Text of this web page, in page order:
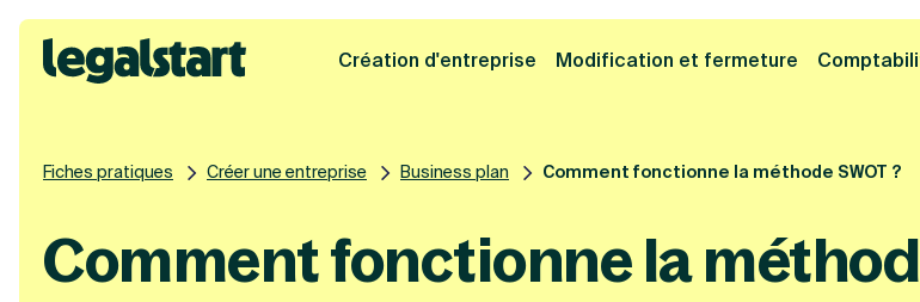
Cliquez ici pour reprendre votre
Legalstart
Création d'entreprise Modification et fermeture
Fiches pratiques Créer une entreprise Business plan Comment fonctionne la méthode SWOT ?
Comment fonctionne la